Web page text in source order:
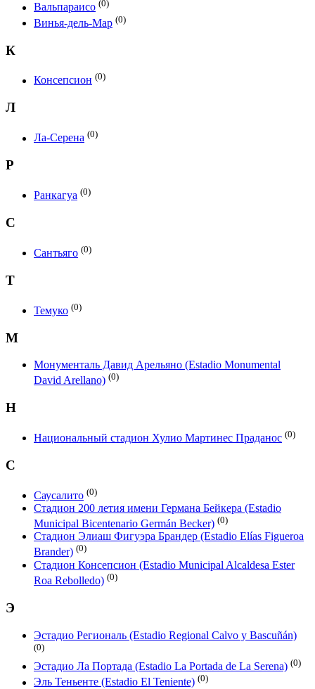
Вальпараисо (0)
Винья-дель-Мар (0)
К
Консепсион (0)
Л
Ла-Серена (0)
Р
Ранкагуа (0)
С
Сантьяго (0)
Т
Темуко (0)
М
Монументаль Давид Арельяно (Estadio Monumental
David Arellano) (0)
Н
Национальный стадион Хулио Мартинес Праданос (0)
С
Саусалито (0)
Стадион 200 летия имени Германа Бейкера (Estadio
Municipal Bicentenario Germán Becker) (0)
Стадион Элиаш Фигуэра Брандер (Estadio Elías Figueroa
Brander) (0)
Стадион Консепсион (Estadio Municipal Alcaldesa Ester
Roa Rebolledo) (0)
Э
Эстадио Региональ (Estadio Regional Calvo y Bascuñán)
(0)
Эстадио Ла Портада (Estadio La Portada de La Serena) (0)
Эль Теньенте (Estadio El Teniente) (0)